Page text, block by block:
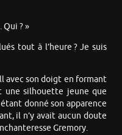
Qui ? »
tout à l’heure ? Je suis
avec son doigt en formant
une silhouette jeune que
donné son apparence
il n’y avait aucun doute
Gremory.